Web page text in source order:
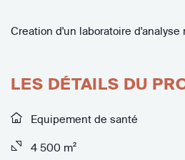
Creation d'un laboratoire d'analyse
LES DÉTAILS DU
Equipement de santé
4 500 m²